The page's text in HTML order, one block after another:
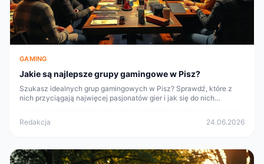
GAMING
Jakie są najlepsze grupy gamingowe w Pisz?
Szukasz idealnych grup gamingowych w Pisz? Sprawdź, które z
nich przyciągają najwięcej pasjonatów gier i jak się do nich
Redakcja
24.06.2026